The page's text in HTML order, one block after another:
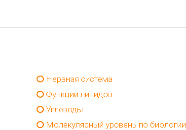
Нервная система
Функции липидов
Углеводы
Молекулярный уровень по биологии